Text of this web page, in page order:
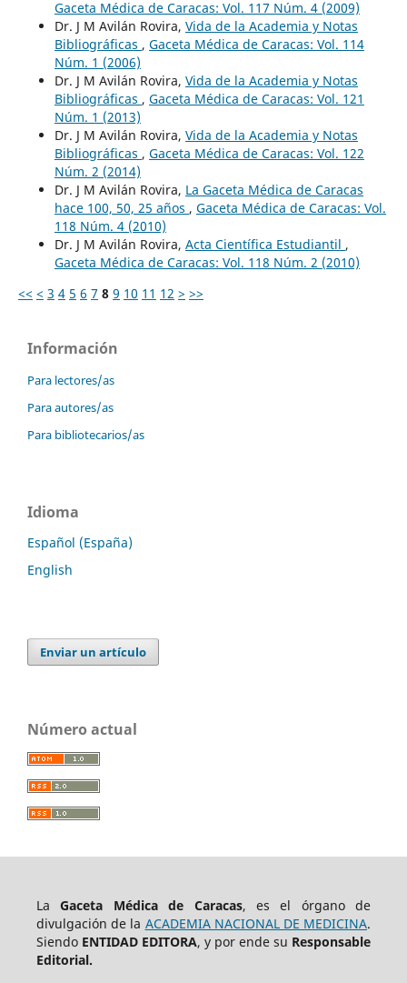
Gaceta Médica de Caracas: Vol. 117 Núm. 4 (2009)
Dr. J M Avilán Rovira, Vida de la Academia y Notas
Bibliográficas , Gaceta Médica de Caracas: Vol. 114
Núm. 1 (2006)
Dr. J M Avilán Rovira, Vida de la Academia y Notas
Bibliográficas , Gaceta Médica de Caracas: Vol. 121
Núm. 1 (2013)
Dr. J M Avilán Rovira, Vida de la Academia y Notas
Bibliográficas , Gaceta Médica de Caracas: Vol. 122
Núm. 2 (2014)
Dr. J M Avilán Rovira, La Gaceta Médica de Caracas
hace 100, 50, 25 años , Gaceta Médica de Caracas: Vol.
118 Núm. 4 (2010)
Dr. J M Avilán Rovira, Acta Científica Estudiantil ,
Gaceta Médica de Caracas: Vol. 118 Núm. 2 (2010)
<< < 3 4 5 6 7 8 9 10 11 12 > >>
Información
Para lectores/as
Para autores/as
Para bibliotecarios/as
Idioma
Español (España)
English
Enviar un artículo
Número actual
LaGaceta Médica de Caracas, es el órgano de
divulgación de la ACADEMIA NACIONAL DE MEDICINA.
Siendo ENTIDAD EDITORA, y por ende su Responsable
Editorial.